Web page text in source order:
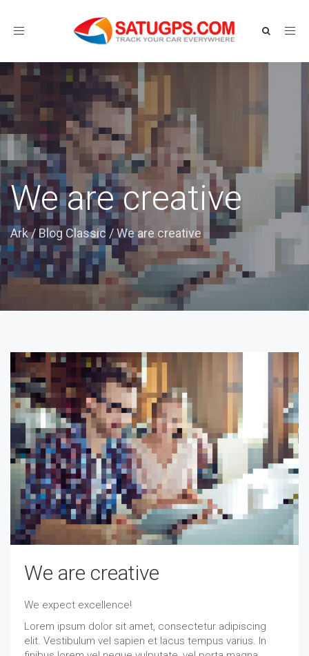
Toggle
We are creative
Ark/ Blog Classic /We are creative
We are creative
We expect excellence!
Lorem ipsum dolor sit amet, consectetur adipiscing
elit. Vestibulum vel sapien et lacus tempus varius. In